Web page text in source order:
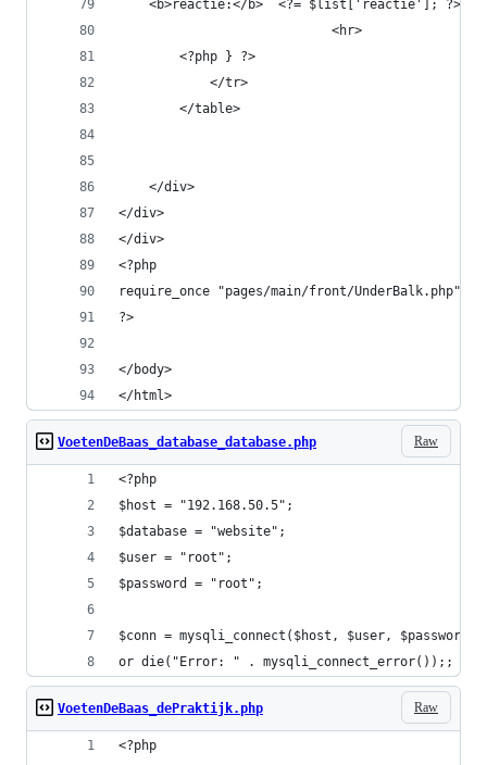
<b>reactie:</b>  <?= $list['reactie'];
                            <hr>
        <?php } ?>
            </tr>
        </table>
    </div>
</div>
</div>
<?php
require_once "pages/main/front/UnderBalk.php";
?>
</body>
</html>
Raw
VoetenDeBaas_database_database.php
<?php
$host = "192.168.50.5";
$database = "website";
$user = "root";
$password = "root";
$conn = mysqli_connect($host, $user, $password,
or die("Error: " . mysqli_connect_error());;
Raw
VoetenDeBaas_dePraktijk.php
<?php